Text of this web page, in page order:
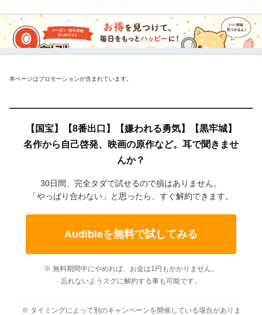
9割引されている商品を簡単に検索
本ページはプロモーションが含まれています。
【国宝】【8番出口】【嫌われる勇気】【黒牢城】
名作から自己啓発、映画の原作など。耳で聞きませ
んか？
30日間、完全タダで試せるので損はありません。
「やっぱり合わない」と思ったら、すぐ解約できます。
Audibleを無料で試してみる
※ 無料期間中にやめれば、お金は1円もかかりません。
忘れないようスグに解約する事も可能です。
※ タイミングによって別のキャンペーンを開催している場合がありま